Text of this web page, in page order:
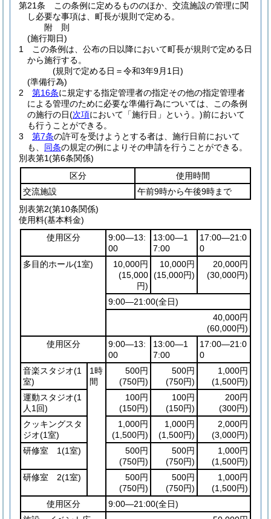
第21条
この条例に定めるもののほか、交流施設の管理に関
し必要な事項は、町長が規則で定める。
附 則
(施行期日)
1
この条例は、公布の日以降において町長が規則で定める日
から施行する。
(規則で定める日＝令和3年9月1日)
(準備行為)
2
第16条に規定する指定管理者の指定その他の指定管理者
による管理のために必要な準備行為については、この条例
の施行の日(次項において「施行日」という。)前において
も行うことができる。
3
第7条の許可を受けようとする者は、施行日前において
も、 同条の規定の例によりその申請を行うことができる。
別表第1(第6条関係)
区分
使用時間
交流施設
午前9時から午後9時まで
別表第2(第10条関係)
使用料(基本料金)
使用区分
9:00―13:
00
13:00―1
7:00
17:00―21:0
0
多目的ホール(1室)
10,000円
(15,000
円)
10,000円
(15,000円)
20,000円
(30,000円)
9:00―21:00(全日)
40,000円
(60,000円)
使用区分
9:00―13:
00
13:00―1
7:00
17:00―21:0
0
音楽スタジオ(1
室)
1時
間
500円
(750円)
500円
(750円)
1,000円
(1,500円)
運動スタジオ(1
人1回)
100円
(150円)
100円
(150円)
200円
(300円)
クッキングスタ
ジオ(1室)
1,000円
(1,500円)
1,000円
(1,500円)
2,000円
(3,000円)
研修室 1(1室)
500円
(750円)
500円
(750円)
1,000円
(1,500円)
研修室 2(1室)
500円
(750円)
500円
(750円)
1,000円
(1,500円)
使用区分
9:00―21:00(全日)